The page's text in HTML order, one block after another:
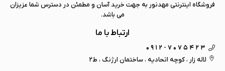
فروشگاه اینترنتی مهد نور به جهت خرید آسان و مطمئن در دسترس شما عزیزان
می باشد.
ارتباط با ما
0912-7075423
لاله زار ، کوچه اتحادیه ، ساختمان ارژنگ ، ط2